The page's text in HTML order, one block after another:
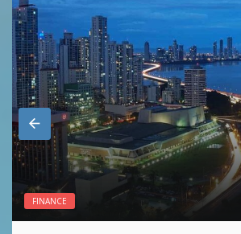
6
La danse, un sport 2 en 1 ?
admin
7
Robe chemise : Comment la
style ?
admin
8
Cinq astuces anti-fatigue !
ACTUALITÉS